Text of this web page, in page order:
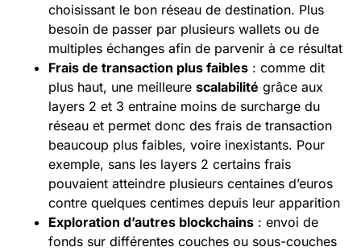
choisissant le bon réseau de destination. Plus
besoin de passer par plusieurs wallets ou de
multiples échanges afin de parvenir à ce résultat
Frais de transaction plus faibles : comme dit
plus haut, une meilleure scalabilité grâce aux
layers 2 et 3 entraine moins de surcharge du
réseau et permet donc des frais de transaction
beaucoup plus faibles, voire inexistants. Pour
exemple, sans les layers 2 certains frais
pouvaient atteindre plusieurs centaines d’euros
contre quelques centimes depuis leur apparition
Exploration d’autres blockchains : envoi de
fonds sur différentes couches ou sous-couches